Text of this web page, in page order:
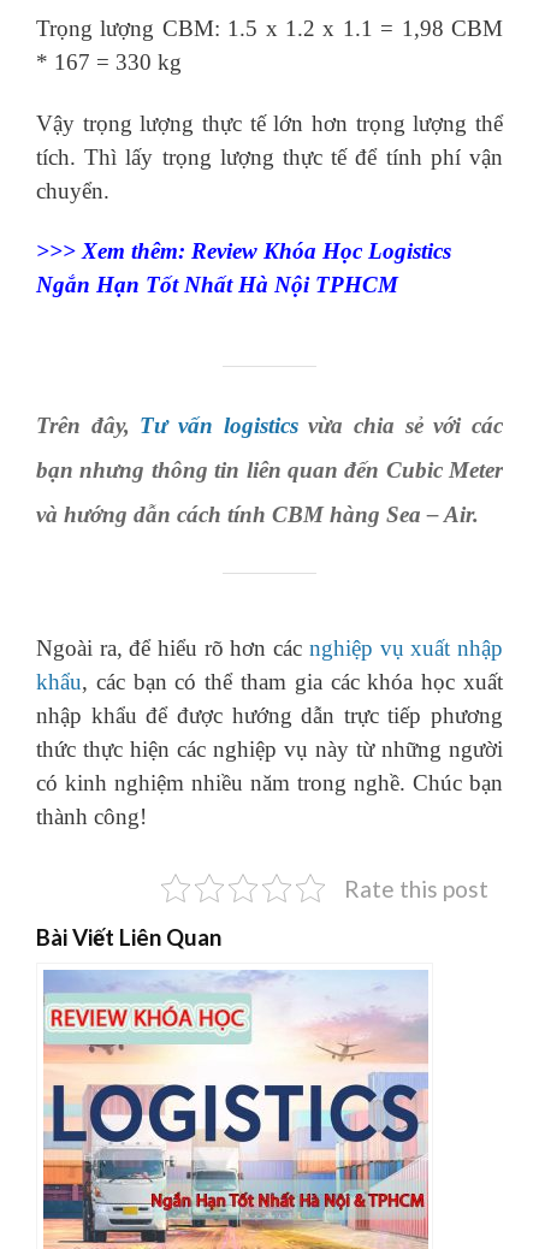
Trọng lượng CBM: 1.5 x 1.2 x 1.1 = 1,98 CBM
* 167 = 330 kg
Vậy trọng lượng thực tế lớn hơn trọng lượng thể
tích. Thì lấy trọng lượng thực tế để tính phí vận
chuyển.
>>> Xem thêm: Review Khóa Học Logistics
Ngắn Hạn Tốt Nhất Hà Nội TPHCM
Trên đây, Tư vấn logisticsvừa chia sẻ với các
bạn nhưng thông tin liên quan đến Cubic Meter
và hướng dẫn cách tính CBM hàng Sea – Air.
Ngoài ra, để hiểu rõ hơn các nghiệp vụ xuất nhập
khẩu, các bạn có thể tham gia các khóa học xuất
nhập khẩu để được hướng dẫn trực tiếp phương
thức thực hiện các nghiệp vụ này từ những người
có kinh nghiệm nhiều năm trong nghề. Chúc bạn
thành công!
Rate this post
Bài Viết Liên Quan